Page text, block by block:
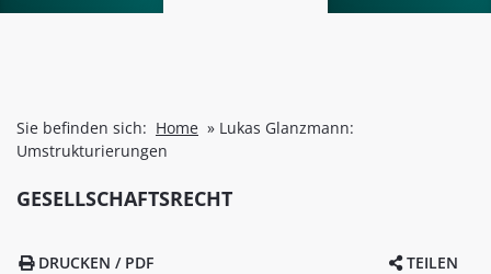
Sie befinden sich: Home » Lukas Glanzmann:
Umstrukturierungen
GESELLSCHAFTSRECHT
TEILEN
DRUCKEN / PDF